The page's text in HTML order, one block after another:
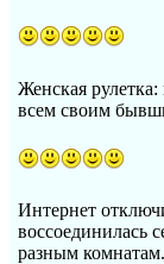
Женская
всем своим
Интернет
воссоединилась
разным комнатам.